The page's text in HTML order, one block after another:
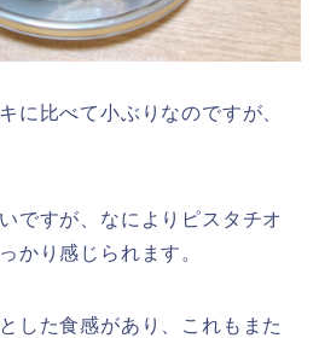
に比べて小ぶりなのですが、
ですが、なによりピスタチオ
かり感じられます。
した食感があり、これもまた